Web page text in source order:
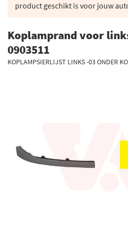
product geschikt is voor jouw
Koplamprand voor
0903511
KOPLAMPSIERLIJST LINKS -03 ONDER